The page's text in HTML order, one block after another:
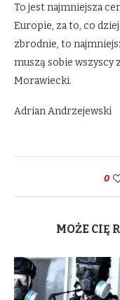
To jest najmniejsza
Europie, za to, co
zbrodnie, to
muszą sobie wszyscy
Morawiecki.
Adrian Andrzejewski
0
MOŻE CIĘ